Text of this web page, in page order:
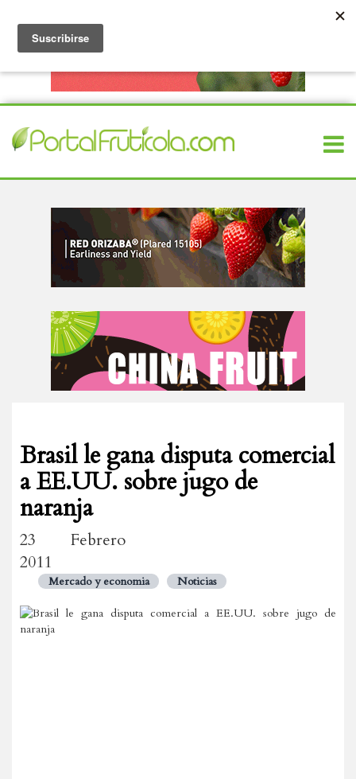
Brasil le gana disputa comercial
a EE.UU. sobre jugo de
naranja
23 Febrero
2011
Mercado y economia Noticias